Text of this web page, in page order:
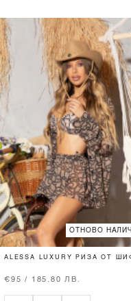
ОТНОВО
ALESSA LUXURY РИЗА ОТ
€95 / 185.80 ЛВ.